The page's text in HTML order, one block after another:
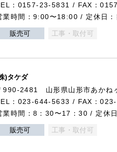
：0157-23-5831 / FAX：
業時間：9:00〜18:00 / 定休日：
販売可 工事・取付可
)タケダ
990-2481 山形県山形市あかね
：023-644-5633 / FAX：
業時間：8：30〜17：30 / 定休
販売可 工事・取付可